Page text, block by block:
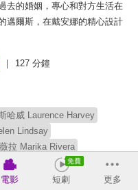
去的婚姻，專心和對方生活在
邁爾斯，在戴安娜的精心設計
127 分鐘
哈威 Laurence Harvey
Lindsay
拉 Marika Rivera
丁波薩尼 Dante Posani
斯史考特 Alex Scott
電影 短劇 更多